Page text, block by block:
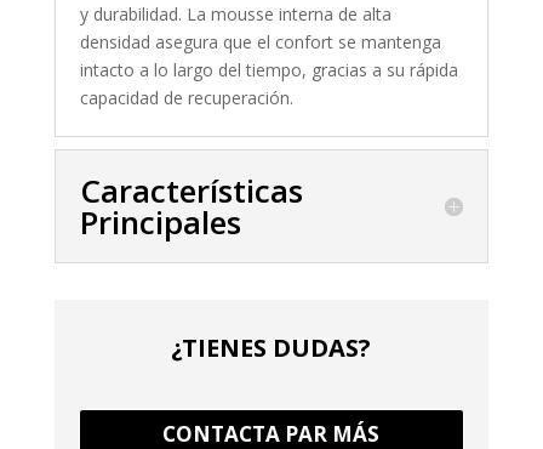
y durabilidad. La mousse interna de alta
densidad asegura que el confort se mantenga
intacto a lo largo del tiempo, gracias a su rápida
capacidad de recuperación.
Características
Principales
¿TIENES DUDAS?
CONTACTA PAR MÁS